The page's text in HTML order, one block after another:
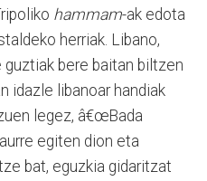
hammam-ak edota
herriak. Libano,
bere baitan biltzen
idazle libanoar handiak
legez, â€œBada
egiten dion eta
bat, eguzkia gidaritzat